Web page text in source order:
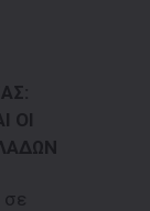
ΟΙ
σε